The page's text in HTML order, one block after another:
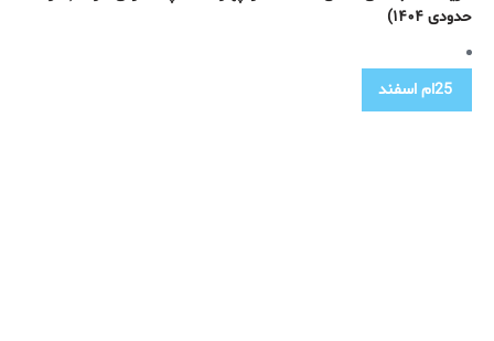
حدودی ۱۴۰۴)
25ام اسفند